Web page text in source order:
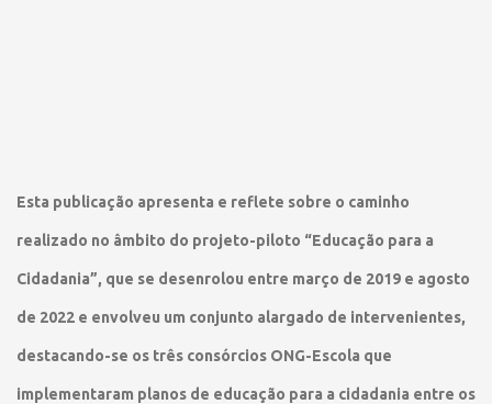
Esta publicação apresenta e reflete sobre o caminho
realizado no âmbito do projeto-piloto “Educação para a
Cidadania”, que se desenrolou entre março de 2019 e agosto
de 2022 e envolveu um conjunto alargado de intervenientes,
destacando-se os três consórcios ONG-Escola que
implementaram planos de educação para a cidadania entre os